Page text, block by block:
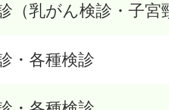
（乳がん検診・子宮
・各種検診